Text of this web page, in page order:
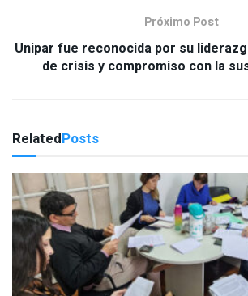
Próximo Post
Unipar fue reconocida por su
de crisis y compromiso con la
RelatedPosts